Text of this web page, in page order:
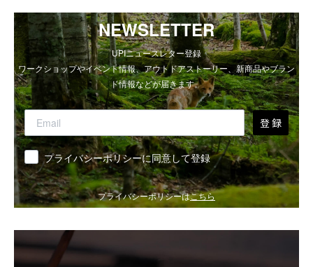
NEWSLETTER
UPIニュースレター登録
ワークショップやイベント情報、アウトドアストーリー、新商品やブラン
ド情報などが届きます。
登 録
同意 プライバシーポリシーに同意して登録
プライバシーポリシーはこちら